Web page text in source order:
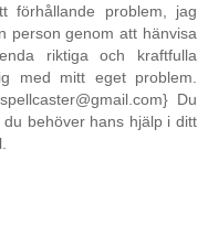
förhållande problem, jag
person genom att hänvisa
riktiga och kraftfulla
med mitt eget problem.
Du
behöver hans hjälp i ditt